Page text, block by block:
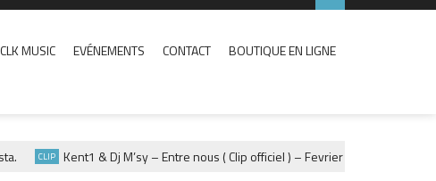
MUSIC EVÉNEMENTS CONTACT BOUTIQUE EN LIGNE
CLIP Kent1 & Dj M’sy – Entre nous ( Clip officiel ) – Fevrier 2025